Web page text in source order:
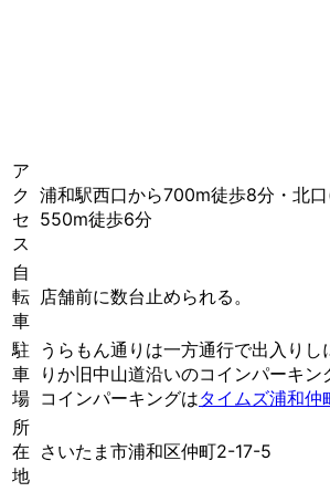
ア
ク
セ
ス
浦和駅西口から700m徒歩8分・北
550m徒歩6分
自
転
車
店舗前に数台止められる。
駐
車
場
うらもん通りは一方通行で出入りし
りか旧中山道沿いのコインパーキ
コインパーキングはタイムズ浦和仲
所
在
地
さいたま市浦和区仲町2-17-5